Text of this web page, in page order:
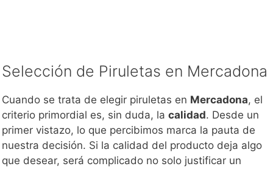
Selección de Piruletas en Mercadona
Cuando se trata de elegir piruletas en Mercadona, el
criterio primordial es, sin duda, la calidad. Desde un
primer vistazo, lo que percibimos marca la pauta de
nuestra decisión. Si la calidad del producto deja algo
que desear, será complicado no solo justificar un